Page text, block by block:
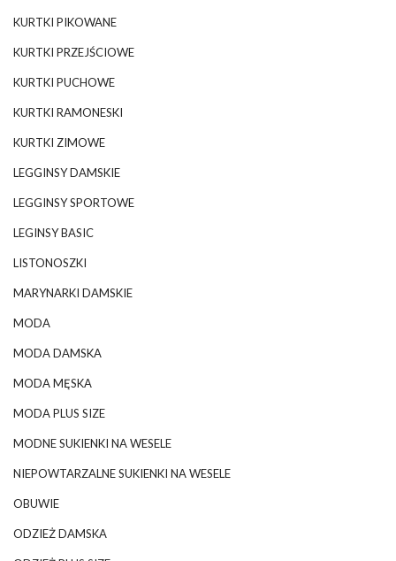
KURTKI PIKOWANE
KURTKI PRZEJŚCIOWE
KURTKI PUCHOWE
KURTKI RAMONESKI
KURTKI ZIMOWE
LEGGINSY DAMSKIE
LEGGINSY SPORTOWE
LEGINSY BASIC
LISTONOSZKI
MARYNARKI DAMSKIE
MODA
MODA DAMSKA
MODA MĘSKA
MODA PLUS SIZE
MODNE SUKIENKI NA WESELE
NIEPOWTARZALNE SUKIENKI NA WESELE
OBUWIE
ODZIEŻ DAMSKA